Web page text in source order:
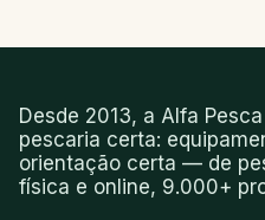
Desde 2013, a Alfa
pescaria certa:
orientação certa — de
física e online, 9.000+